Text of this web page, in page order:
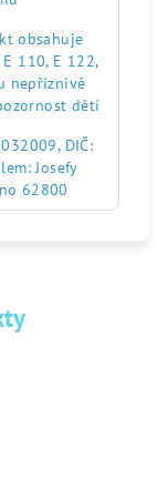
obsahuje
110, E 122,
nepříznivě
dětí
DIČ:
Josefy
62800